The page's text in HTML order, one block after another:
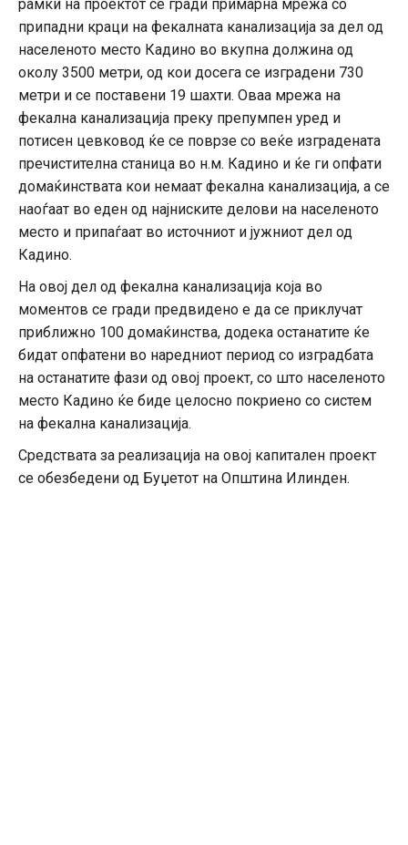
рамки на проектот се гради примарна мрежа со
припадни краци на фекалната канализација за дел од
населеното место Кадино во вкупна должина од
околу 3500 метри, од кои досега се изградени 730
метри и се поставени 19 шахти. Оваа мрежа на
фекална канализација преку препумпен уред и
потисен цевковод ќе се поврзе со веќе изградената
пречистителна станица во н.м. Кадино и ќе ги опфати
домаќинствата кои немаат фекална канализација, а се
наоѓаат во еден од најниските делови на населеното
место и припаѓаат во источниот и јужниот дел од
Кадино.
На овој дел од фекална канализација која во
моментов се гради предвидено е да се приклучат
приближно 100 домаќинства, додека останатите ќе
бидат опфатени во наредниот период со изградбата
на останатите фази од овој проект, со што населеното
место Кадино ќе биде целосно покриено со систем
на фекална канализација.
Средствата за реализација на овој капитален проект
се обезбедени од Буџетот на Општина Илинден.